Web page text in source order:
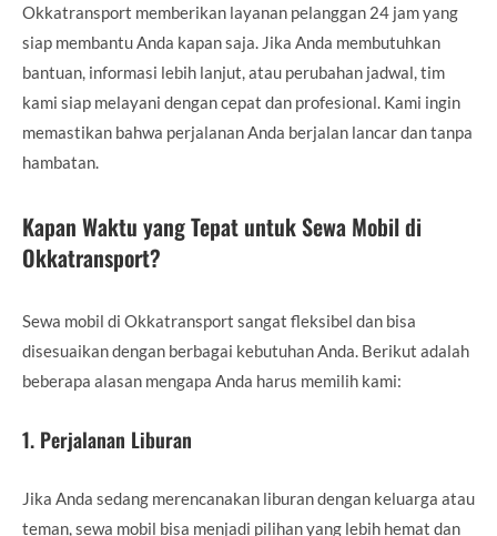
Okkatransport memberikan layanan pelanggan 24 jam yang
siap membantu Anda kapan saja. Jika Anda membutuhkan
bantuan, informasi lebih lanjut, atau perubahan jadwal, tim
kami siap melayani dengan cepat dan profesional. Kami ingin
memastikan bahwa perjalanan Anda berjalan lancar dan tanpa
hambatan.
Kapan Waktu yang Tepat untuk Sewa Mobil di
Okkatransport?
Sewa mobil di Okkatransport sangat fleksibel dan bisa
disesuaikan dengan berbagai kebutuhan Anda. Berikut adalah
beberapa alasan mengapa Anda harus memilih kami:
1. Perjalanan Liburan
Jika Anda sedang merencanakan liburan dengan keluarga atau
teman, sewa mobil bisa menjadi pilihan yang lebih hemat dan